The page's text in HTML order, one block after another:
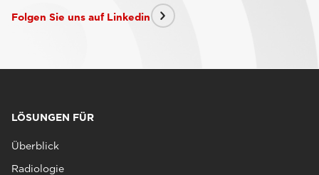
Folgen Sie uns auf Linkedin
LÖSUNGEN FÜR
Überblick
Radiologie